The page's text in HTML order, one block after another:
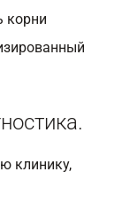
корни
клинику,